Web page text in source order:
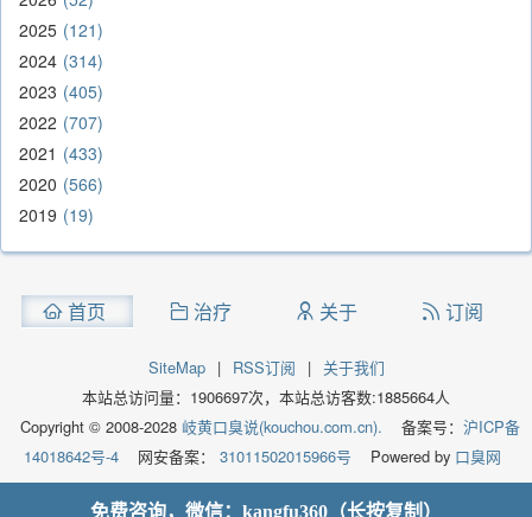
2025 121
2024 314
2023 405
2022 707
2021
433
2020 566
2019 19
首页 治疗 关于 订阅
SiteMap | RSS订阅 |
关于我们
本站总访问量： 1906697次，本站总访客数:1885664人
Copyright © 2008-2028 岐黄口臭说(kouchou.com.cn). 备案号： 沪ICP备
14018642号-4
网安备案： 31011502015966号 Powered by 口臭网
免费咨询，微信：kangfu360（长按复制）